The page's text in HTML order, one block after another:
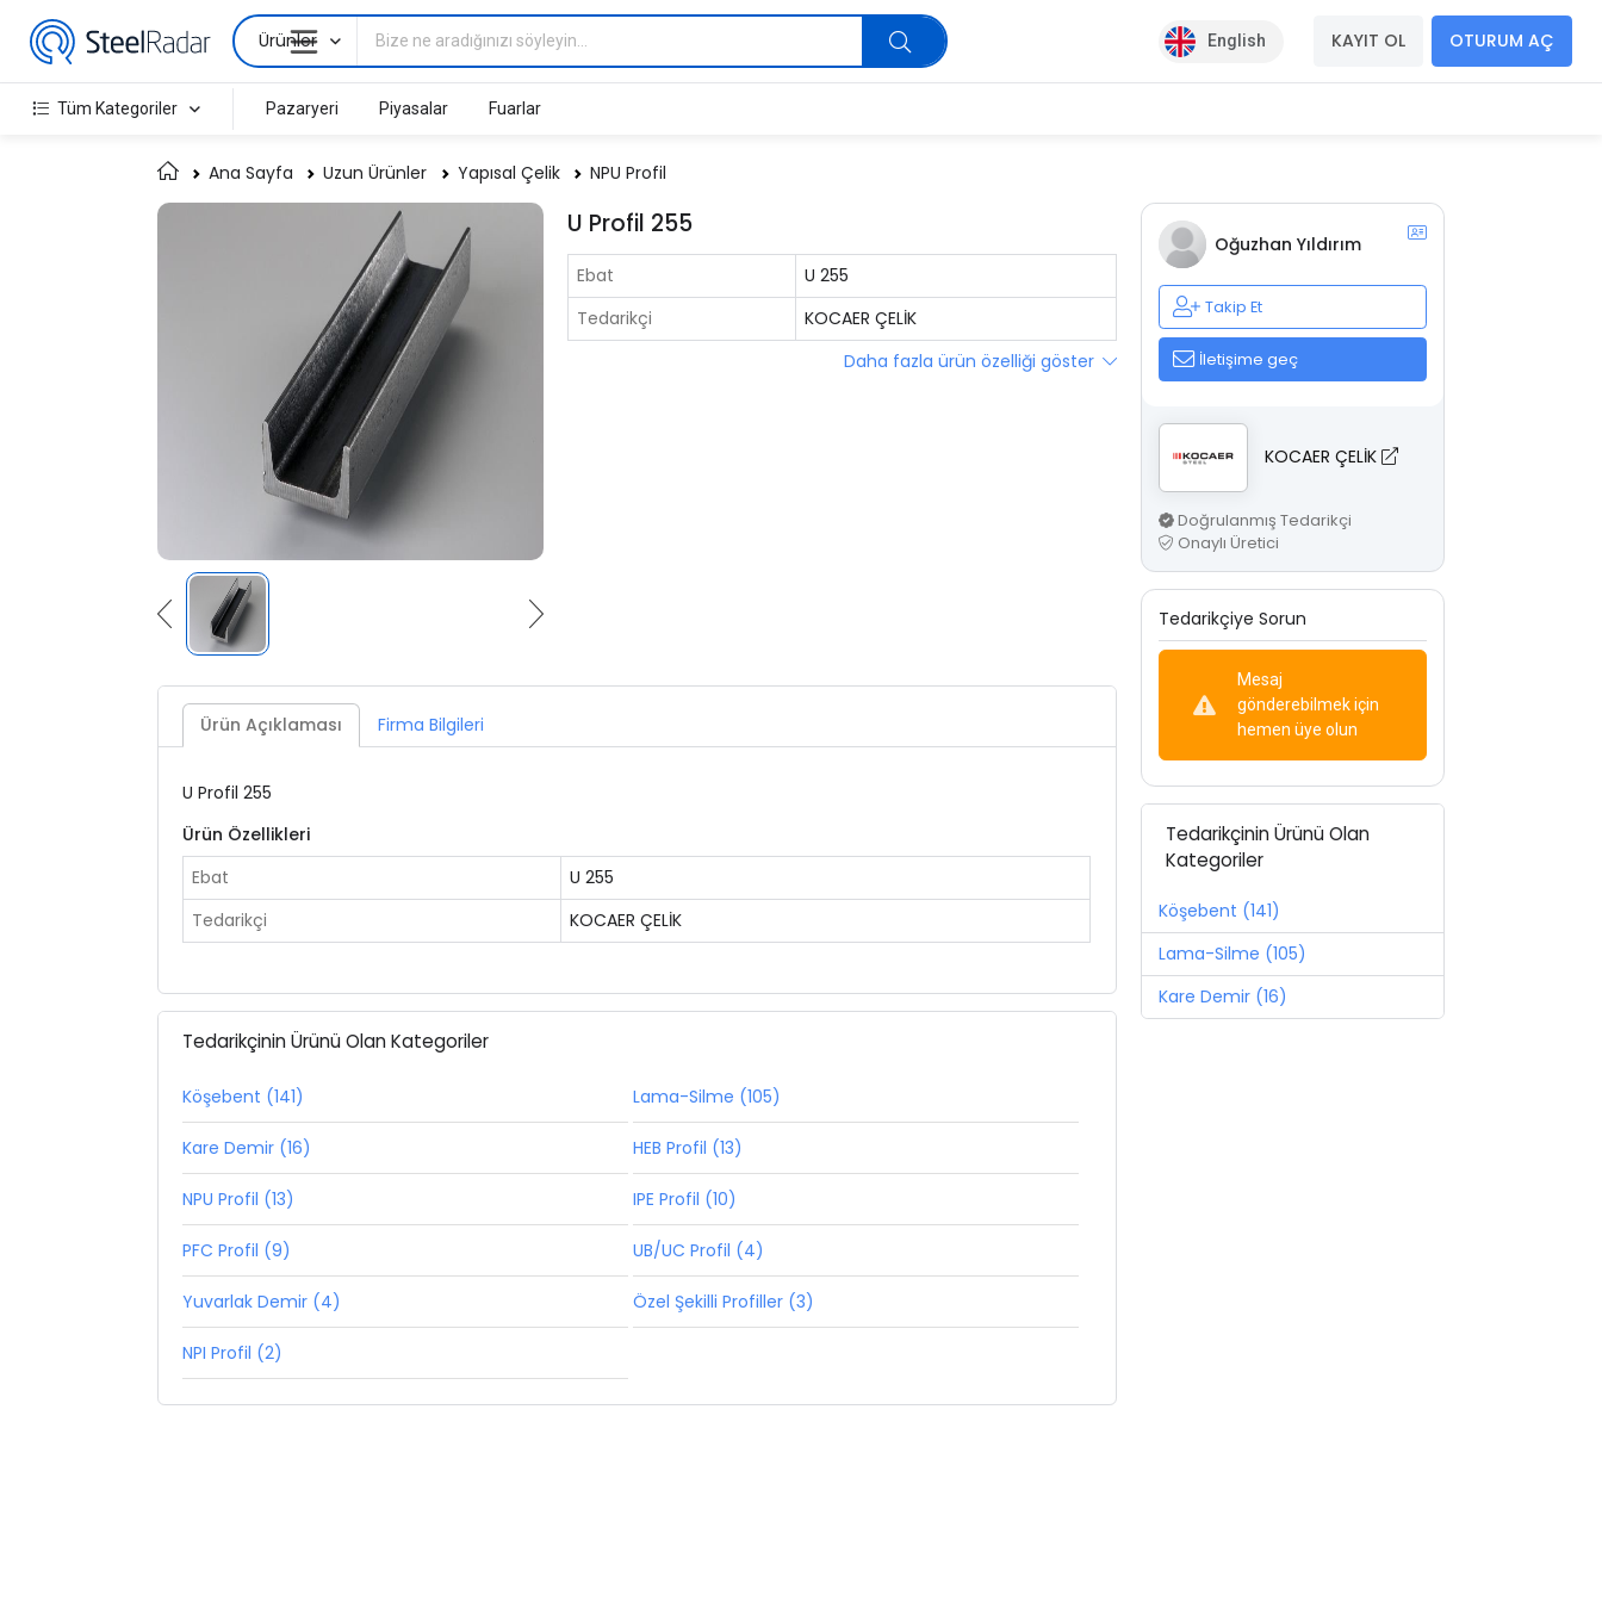
Ürünler English KAYIT OL OTURUM AÇ
Tüm Kategoriler Pazaryeri Piyasalar Fuarlar
Ana Sayfa Uzun Ürünler Yapısal Çelik NPU Profil
U Profil 255
Ebat
U 255
Tedarikçi
KOCAER ÇELİK
Daha fazla ürün özelliği göster
Ürün Açıklaması Firma Bilgileri
U Profil 255
Ürün Özellikleri
Ebat
U 255
Tedarikçi
KOCAER ÇELİK
Tedarikçinin Ürünü Olan Kategoriler
Köşebent (141) Lama-Silme (105)
Kare Demir (16) HEB Profil (13)
NPU Profil (13) IPE Profil (10)
PFC Profil (9) UB/UC Profil (4)
Yuvarlak Demir (4) Özel Şekilli Profiller (3)
NPI Profil (2)
Oğuzhan Yıldırım
Takip Et
İletişime geç
KOCAER ÇELİK
Doğrulanmış Tedarikçi
Onaylı Üretici
Tedarikçiye Sorun
Mesaj
gönderebilmek için
hemen üye olun
Tedarikçinin Ürünü Olan
Kategoriler
Köşebent (141)
Lama-Silme (105)
Kare Demir (16)